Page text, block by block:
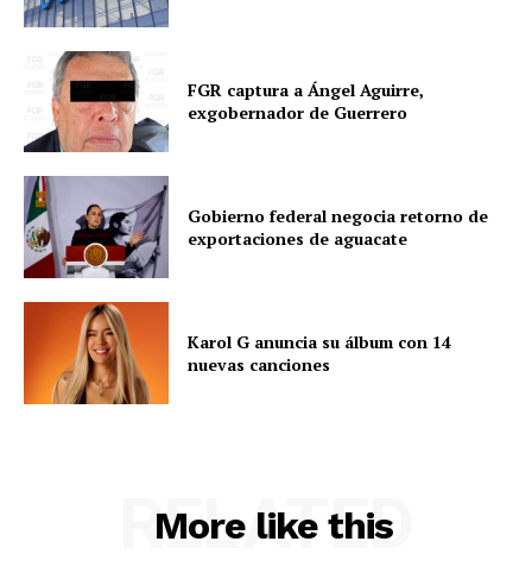
FGR captura a Ángel Aguirre,
exgobernador de Guerrero
Gobierno federal negocia retorno de
exportaciones de aguacate
Karol G anuncia su álbum con 14
nuevas canciones
More like this
RELATED